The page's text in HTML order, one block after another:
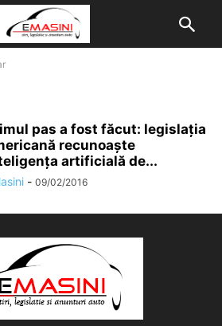
pas a fost făcut: legislația
recunoaște
artificială de...
- 09/02/2016